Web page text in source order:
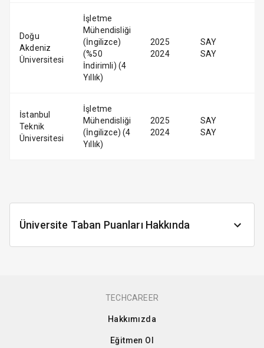
Doğu
Akdeniz
Üniversitesi
İşletme
Mühendisliği
(İngilizce)
(%50
İndirimli) (4
Yıllık)
2025
2024
SAY
SAY
İstanbul
Teknik
Üniversitesi
İşletme
Mühendisliği
(İngilizce) (4
Yıllık)
2025
2024
SAY
SAY
Üniversite Taban Puanları Hakkında
TECHCAREER
Hakkımızda
Eğitmen Ol